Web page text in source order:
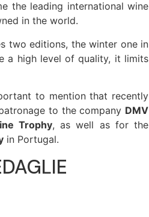
the leading international wine
in the world.
two editions, the winter one in
a high level of quality, it limits
to mention that recently
to the company DMV
Trophy, as well as for the
in Portugal.